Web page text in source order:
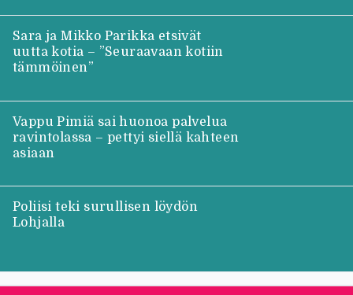
uutta kotia – ”Seuraavaan kotiin
tämmöinen”
ravintolassa – pettyi siellä kahteen
asiaan
Lohjalla